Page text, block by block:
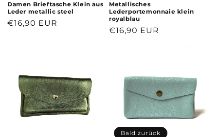
Damen Brieftasche Klein aus
Leder metallic steel
Normaler
€16,90 EUR
Metallisches
Lederportemonnaie klein
royalblau
Normaler
€16,90 EUR
Bald zurück